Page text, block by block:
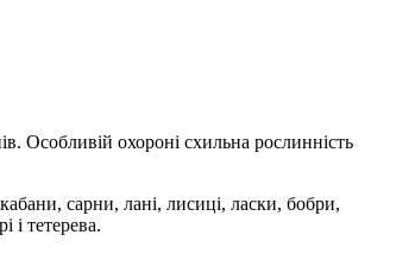
Особливій охороні схильна рослинність
сарни, лані, лисиці, ласки, бобри,
і тетерева.